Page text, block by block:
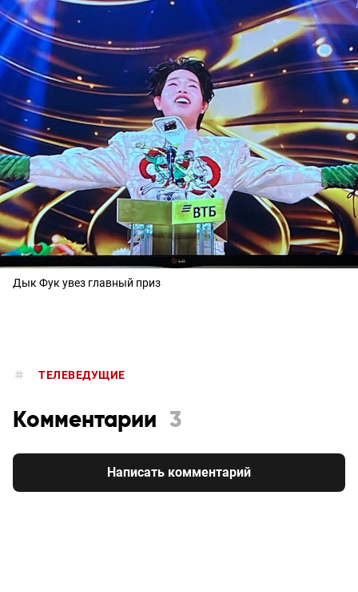
Дык Фук увез главный приз
ТЕЛЕВЕДУЩИЕ
Комментарии 3
Написать комментарий